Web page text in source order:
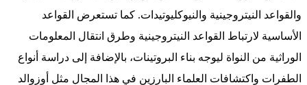
والقواعد النيتروجينية والنيوكليوتيدات. كما تستعرض القواعد
الأساسية لارتباط القواعد النيتروجينية وطرق انتقال المعلومات
الوراثية من النواة ليوجه بناء البروتينات، بالإضافة إلى دراسة أنواع
الطفرات واكتشافات العلماء البارزين في هذا المجال مثل أوزوالد